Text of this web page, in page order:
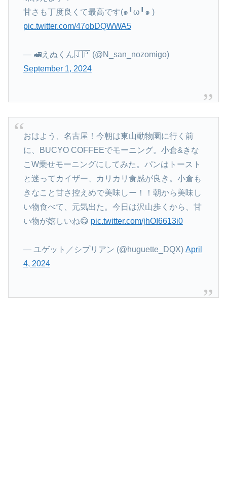
甘さも丁度良くて最高です(๑╹ω╹๑ )
pic.twitter.com/47obDQWWA5
— 🚅えぬくん🇯🇵 (@N_san_nozomigo)
September 1, 2024
おはよう、名古屋！今朝は東山動物園に行く前
に、BUCYO COFFEEでモーニング。小倉&きな
こW乗せモーニングにしてみた。パンはトースト
と迷ってカイザー、カリカリ食感が良き。小倉も
きなこと甘さ控えめで美味しー！！朝から美味し
い物食べて、元気出た。今日は沢山歩くから、甘
い物が嬉しいね😋 pic.twitter.com/jhOI6613i0
— ユゲット／シプリアン (@huguette_DQX) April
4, 2024